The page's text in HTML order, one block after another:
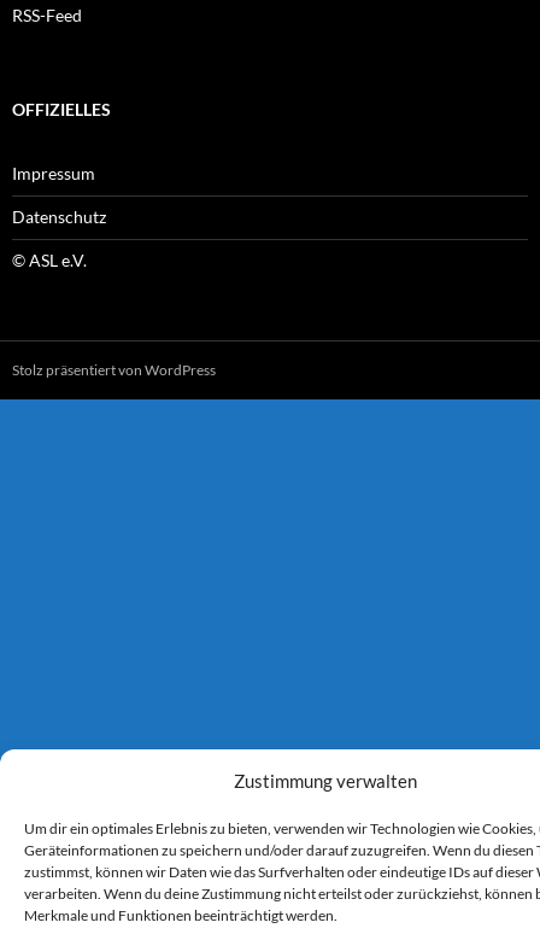
Zustimmung verwalten
Um dir ein optimales Erlebnis zu bieten, verwenden wir Technologien wie Cookies,
Geräteinformationen zu speichern und/oder darauf zuzugreifen. Wenn du diesen
zustimmst, können wir Daten wie das Surfverhalten oder eindeutige IDs auf dieser
verarbeiten. Wenn du deine Zustimmung nicht erteilst oder zurückziehst, können
Merkmale und Funktionen beeinträchtigt werden.
RSS-Feed
OFFIZIELLES
Impressum
Datenschutz
© ASL e.V.
Stolz präsentiert von WordPress